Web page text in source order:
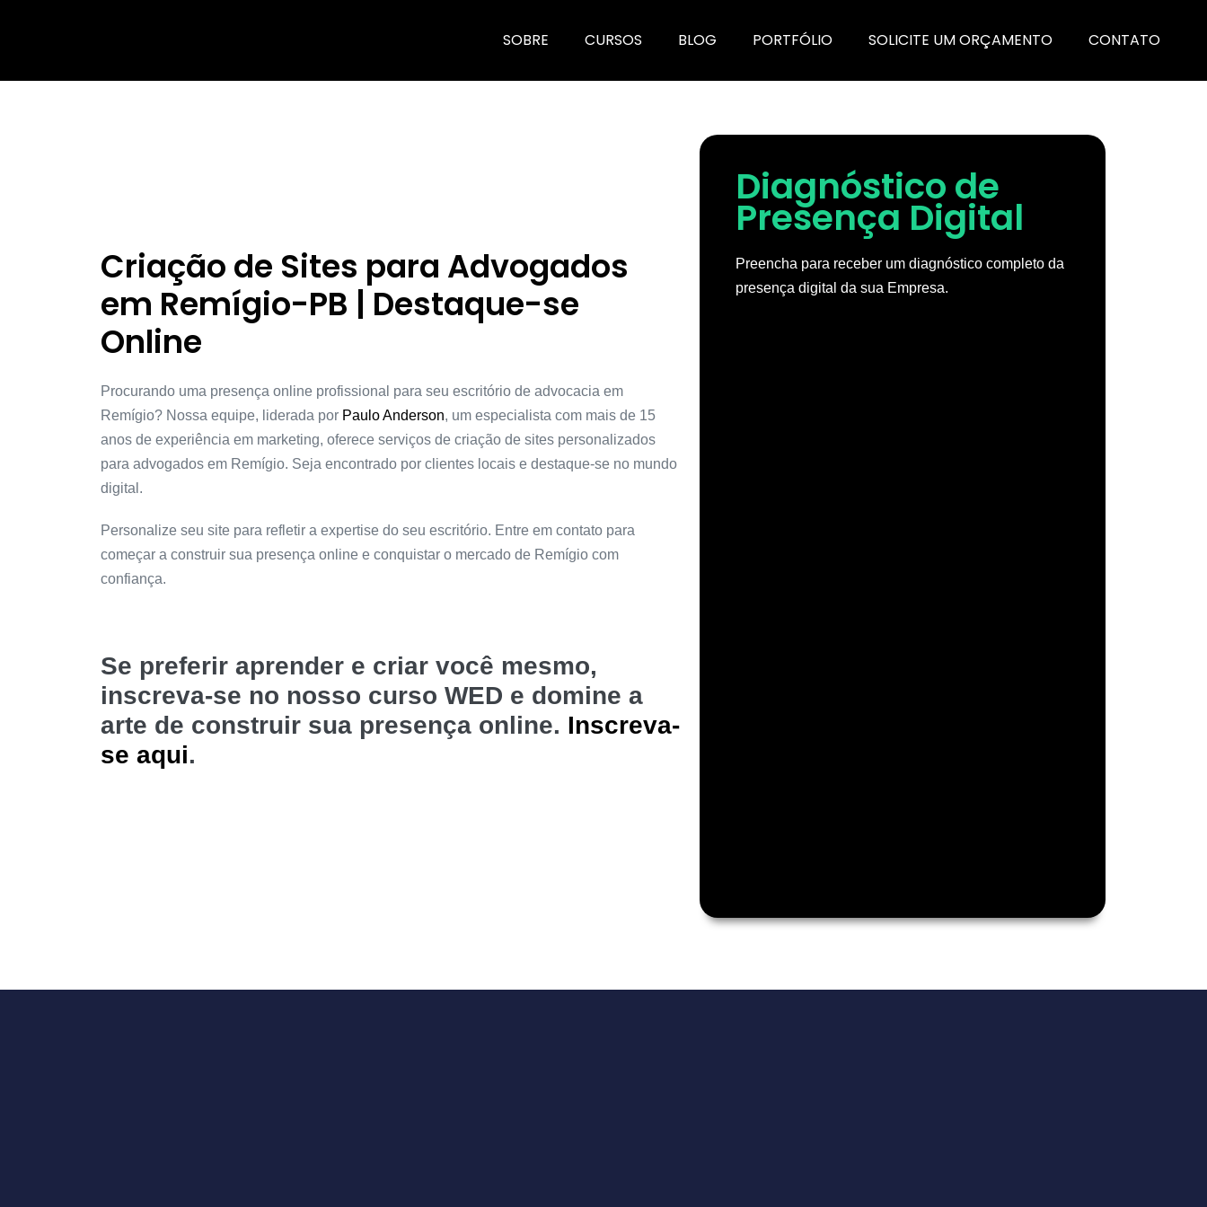
SOBRE CURSOS BLOG PORTFÓLIO SOLICITE UM ORÇAMENTO CONTATO
Criação de Sites para Advogados
em Remígio-PB | Destaque-se
Online
Procurando uma presença online profissional para seu escritório de advocacia em
Remígio? Nossa equipe, liderada por Paulo Anderson, um especialista com mais de 15
anos de experiência em marketing, oferece serviços de criação de sites personalizados
para advogados em Remígio. Seja encontrado por clientes locais e destaque-se no mundo
digital.
Personalize seu site para refletir a expertise do seu escritório. Entre em contato para
começar a construir sua presença online e conquistar o mercado de Remígio com
confiança.
Se preferir aprender e criar você mesmo,
inscreva-se no nosso curso WED e domine a
arte de construir sua presença online. Inscreva-
se aqui.
Diagnóstico de
Presença Digital
Preencha para receber um diagnóstico completo da
presença digital da sua Empresa.